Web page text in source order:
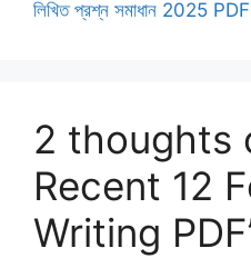
লিখিত প্রশ্ন সমাধান 2025 PDF
2 thoughts
Recent 12
Writing